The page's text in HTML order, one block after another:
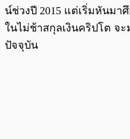
น์ช่วงปี 2015 แต่เริ่มหันมา
ในไม่ช้าสกุลเงินคริปโต จ
ปัจจุบัน